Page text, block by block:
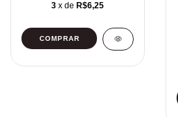
3 x de R$6,25